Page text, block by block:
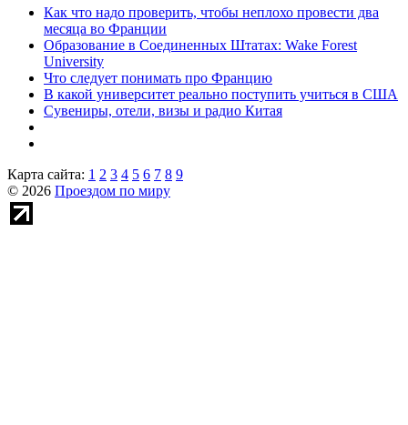
Как что надо проверить, чтобы неплохо провести два
месяца во Франции
Образование в Соединенных Штатах: Wake Forest
University
Что следует понимать про Францию
В какой университет реально поступить учиться в США
Сувениры, отели, визы и радио Китая
Карта сайта: 1 2 3 4 5 6 7 8 9
© 2026 Проездом по миру